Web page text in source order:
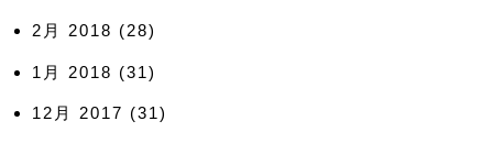
2月 2018 (28)
1月 2018 (31)
12月 2017 (31)